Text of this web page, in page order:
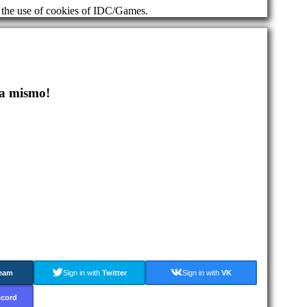
use of cookies of IDC/Games.
mismo!
Sign in with Twitter Sign in with VK